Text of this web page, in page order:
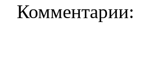
Комментарии: